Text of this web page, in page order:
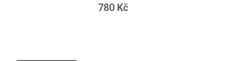
780 Kč